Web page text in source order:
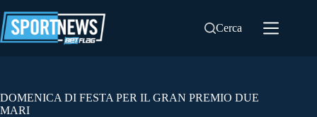
al
contenuto
Cerca
DOMENICA DI FESTA PER IL GRAN PREMIO DUE
MARI